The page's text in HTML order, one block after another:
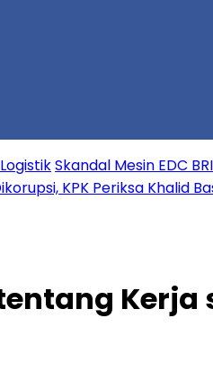
Skandal Mesin EDC
KPK Periksa Khalid